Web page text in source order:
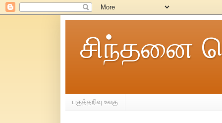
சிந்தனை
பகுத்தறிவு உலகு